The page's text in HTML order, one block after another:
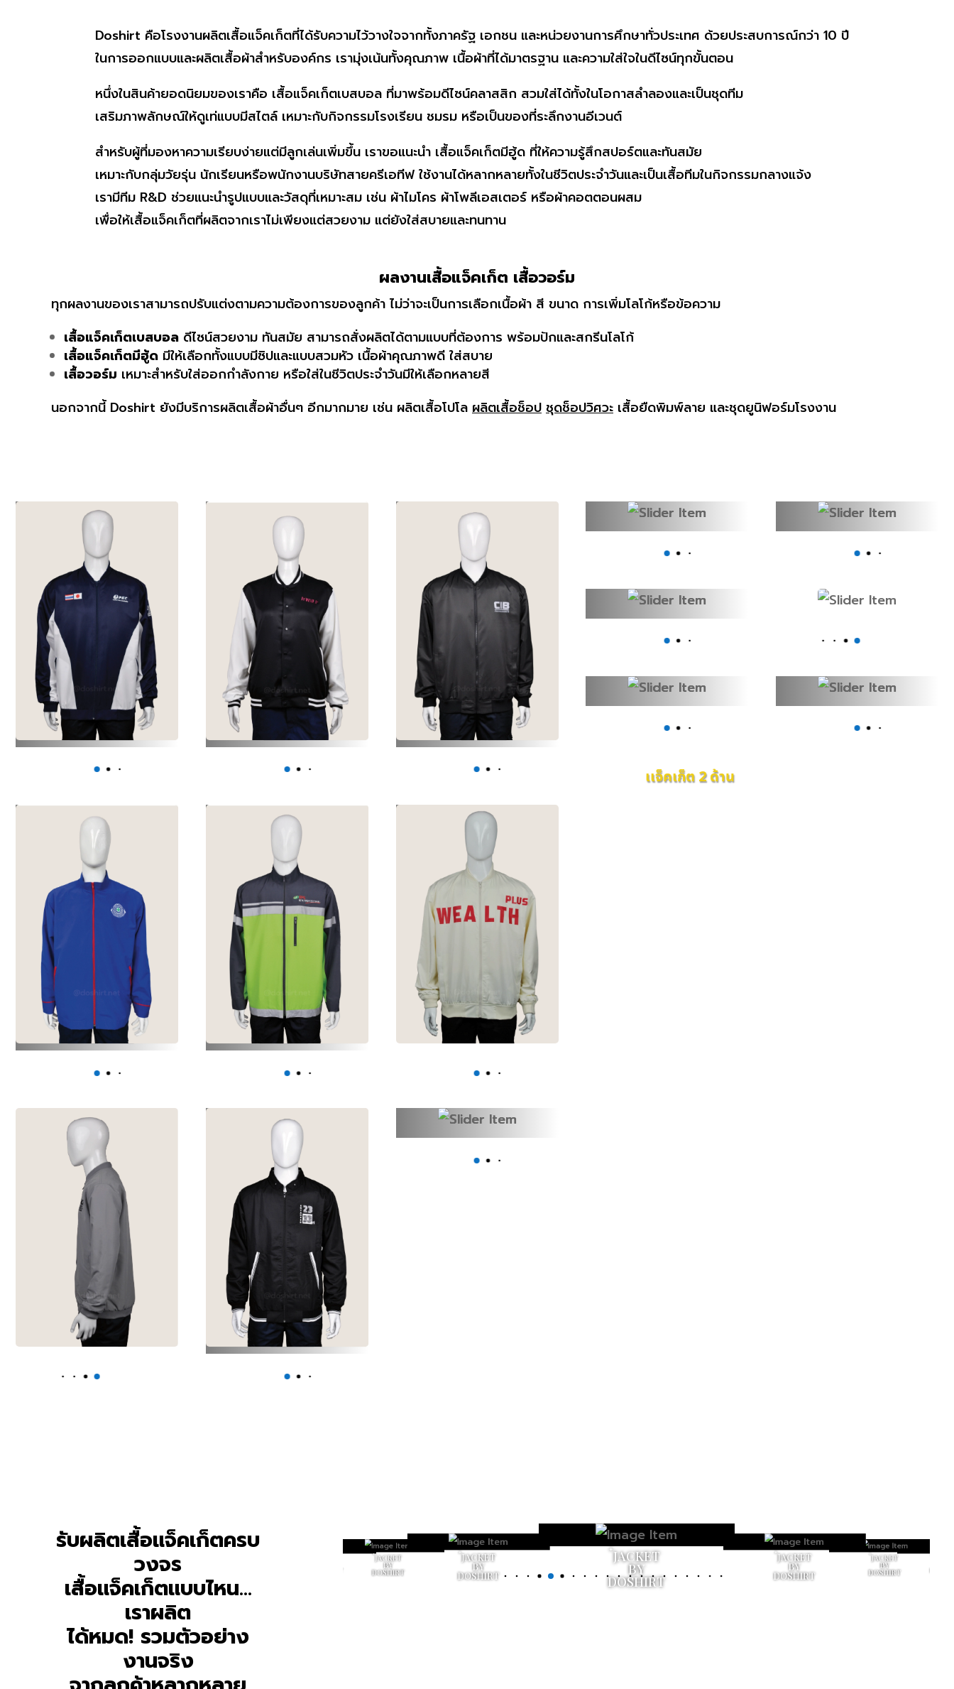
Doshirt คือโรงงานผลิตเสื้อแจ็คเก็ตที่ได้รับความไว้วางใจจากทั้งภาครัฐ เอกชน และหน่วยงานการศึกษาทั่วประเทศ ด้วยประสบการณ์กว่า 10 ปี
ในการออกแบบและผลิตเสื้อผ้าสำหรับองค์กร เรามุ่งเน้นทั้งคุณภาพ เนื้อผ้าที่ได้มาตรฐาน และความใส่ใจในดีไซน์ทุกขั้นตอน
หนึ่งในสินค้ายอดนิยมของเราคือ เสื้อแจ็คเก็ตเบสบอล ที่มาพร้อมดีไซน์คลาสสิก สวมใส่ได้ทั้งในโอกาสลำลองและเป็นชุดทีม
เสริมภาพลักษณ์ให้ดูเท่แบบมีสไตล์ เหมาะกับกิจกรรมโรงเรียน ชมรม หรือเป็นของที่ระลึกงานอีเวนต์
สำหรับผู้ที่มองหาความเรียบง่ายแต่มีลูกเล่นเพิ่มขึ้น เราขอแนะนำ เสื้อแจ็คเก็ตมีฮู้ด ที่ให้ความรู้สึกสปอร์ตและทันสมัย
เหมาะกับกลุ่มวัยรุ่น นักเรียนหรือพนักงานบริษัทสายครีเอทีฟ ใช้งานได้หลากหลายทั้งในชีวิตประจำวันและเป็นเสื้อทีมในกิจกรรมกลางแจ้ง
เรามีทีม R&D ช่วยแนะนำรูปแบบและวัสดุที่เหมาะสม เช่น ผ้าไมโคร ผ้าโพลีเอสเตอร์ หรือผ้าคอตตอนผสม
เพื่อให้เสื้อแจ็คเก็ตที่ผลิตจากเราไม่เพียงแต่สวยงาม แต่ยังใส่สบายและทนทาน
ผลงานเสื้อแจ็คเก็ต เสื้อวอร์ม
ทุกผลงานของเราสามารถปรับแต่งตามความต้องการของลูกค้า ไม่ว่าจะเป็นการเลือกเนื้อผ้า สี ขนาด การเพิ่มโลโก้หรือข้อความ
เสื้อแจ็คเก็ตเบสบอล ดีไซน์สวยงาม ทันสมัย สามารถสั่งผลิตได้ตามแบบที่ต้องการ พร้อมปักและสกรีนโลโก้
เสื้อแจ็คเก็ตมีฮู้ด มีให้เลือกทั้งแบบมีซิปและแบบสวมหัว เนื้อผ้าคุณภาพดี ใส่สบาย
เสื้อวอร์ม เหมาะสำหรับใส่ออกกำลังกาย หรือใส่ในชีวิตประจำวันมีให้เลือกหลายสี
นอกจากนี้ Doshirt ยังมีบริการผลิตเสื้อผ้าอื่นๆ อีกมากมาย เช่น ผลิตเสื้อโปโล ผลิตเสื้อช็อป ชุดช็อปวิศวะ เสื้อยืดพิมพ์ลาย และชุดยูนิฟอร์มโรงงาน
เเจ็คเก็ต 2 ด้าน
รับผลิตเสื้อแจ็คเก็ตครบ
วงจร
เสื้อแจ็คเก็ตแบบไหน…
เราผลิต
ได้หมด! รวมตัวอย่าง
งานจริง
๋JACKET
BY
DOSHIRT
๋JACKET
BY
DOSHIRT
๋JACKET
BY
DOSHIRT
๋JACKET
BY
DOSHIRT
๋JACKET
BY
DOSHIRT